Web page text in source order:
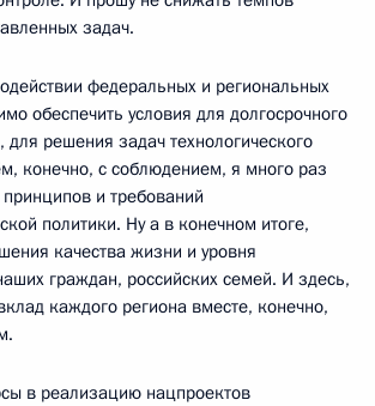
задач.
федеральных и региональных
обеспечить условия для долгосрочного
для решения задач технологического
конечно, с соблюдением, я много раз
и требований
политики. Ну а в конечном итоге,
качества жизни и уровня
граждан, российских семей. И здесь,
каждого региона вместе, конечно,
в реализацию нацпроектов